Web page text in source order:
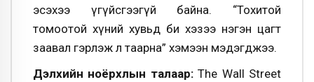
эсэхээ үгүйсгээгүй байна. “Тохитой
томоотой хүний хувьд би хэзээ нэгэн цагт
заавал гэрлэж л таарна” хэмээн мэдэгджээ.
Дэлхийн ноёрхлын талаар:The Wall Street